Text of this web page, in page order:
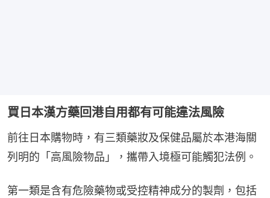
買日本漢方藥回港自用都有可能違法風險
前往日本購物時，有三類藥妝及保健品屬於本港海關
列明的「高風險物品」，攜帶入境極可能觸犯法例。
第一類是含有危險藥物或受控精神成分的製劑，包括